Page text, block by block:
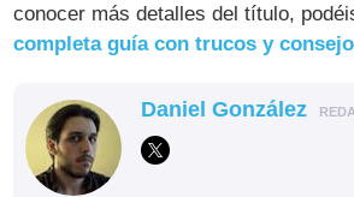
conocer más detalles del título,
completa guía con trucos y
Daniel González